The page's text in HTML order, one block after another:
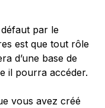
par le
est que tout rôle
d’une base de
il pourra accéder.
vous avez créé